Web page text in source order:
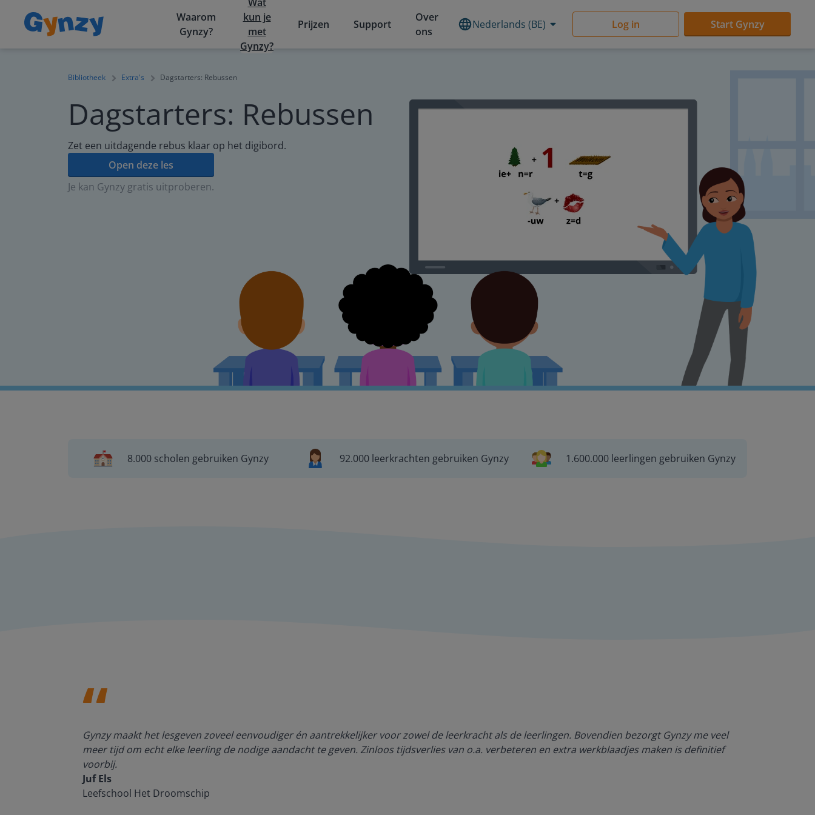
Waarom
Gynzy?
kun je
met
Gynzy?
Prijzen Support
Over
ons
Nederlands (BE) Log in Start Gynzy
Bibliotheek Extra's Dagstarters: Rebussen
Dagstarters: Rebussen
Zet een uitdagende rebus klaar op het digibord.
Open deze les
Je kan Gynzy gratis uitproberen.
8.000 scholen gebruiken Gynzy 92.000 leerkrachten gebruiken Gynzy 1.600.000 leerlingen gebruiken Gynzy
Gynzy maakt het lesgeven zoveel eenvoudiger én aantrekkelijker voor zowel de leerkracht als de leerlingen. Bovendien bezorgt Gynzy me veel
meer tijd om echt elke leerling de nodige aandacht te geven. Zinloos tijdsverlies van o.a. verbeteren en extra werkblaadjes maken is definitief
voorbij.
Juf Els
Leefschool Het Droomschip